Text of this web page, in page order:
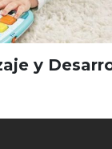
y